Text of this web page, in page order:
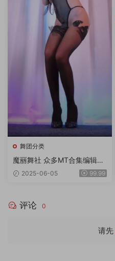
舞团分类
魔丽舞社 众多MT合集编辑版
2期 奶丝超大奶等等 一期顶五
2025-06-05 99.99
评论 0
请先